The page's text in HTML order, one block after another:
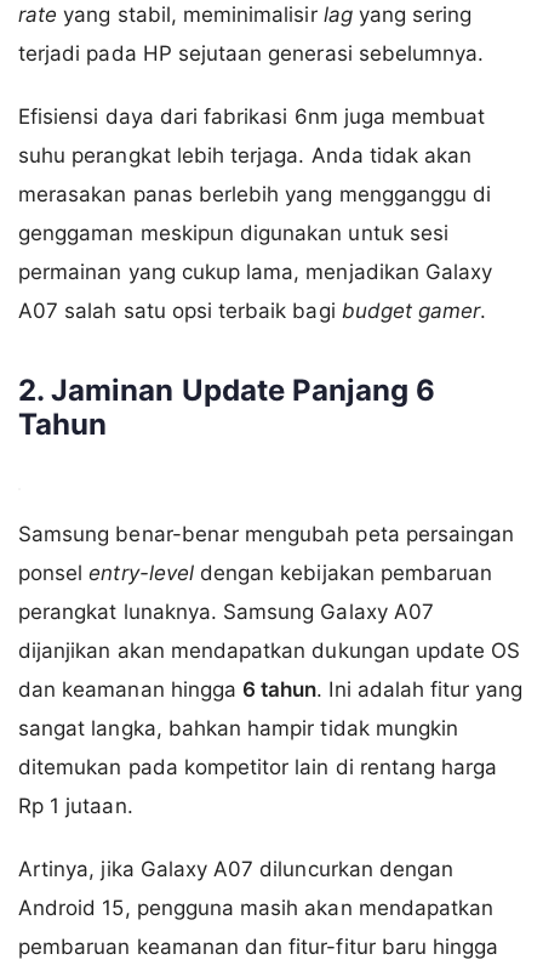
rate yang stabil, meminimalisir lagyang sering
terjadi pada HP sejutaan generasi sebelumnya.
Efisiensi daya dari fabrikasi 6nm juga membuat
suhu perangkat lebih terjaga. Anda tidak akan
merasakan panas berlebih yang mengganggu di
genggaman meskipun digunakan untuk sesi
permainan yang cukup lama, menjadikan Galaxy
A07 salah satu opsi terbaik bagi budget gamer.
2. Jaminan Update Panjang 6
Tahun
Samsung benar-benar mengubah peta persaingan
ponselentry-leveldengan kebijakan pembaruan
perangkat lunaknya. Samsung Galaxy A07
dijanjikan akan mendapatkan dukungan update OS
dan keamanan hingga 6 tahun. Ini adalah fitur yang
sangat langka, bahkan hampir tidak mungkin
ditemukan pada kompetitor lain di rentang harga
Rp 1 jutaan.
Artinya, jika Galaxy A07 diluncurkan dengan
Android 15, pengguna masih akan mendapatkan
pembaruan keamanan dan fitur-fitur baru hingga